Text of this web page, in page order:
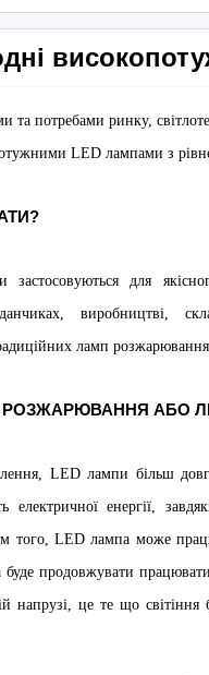
та потребами ринку,
LED лампами з
застосовуються для
виробництві,
ламп
АБО
LED лампи більш
електричної енергії,
того, LED лампа може
продовжувати
напрузі, це те що